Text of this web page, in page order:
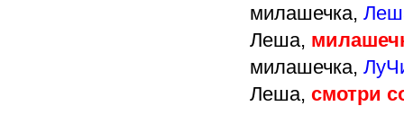
милашечка,
Леша,
милашечка,
Леша, смотри